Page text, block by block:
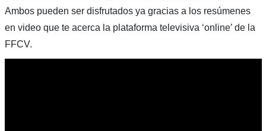
Ambos pueden ser disfrutados ya gracias a los resúmenes
en video que te acerca la plataforma televisiva ‘online’ de la
FFCV.